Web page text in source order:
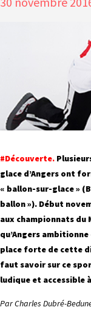
#Découverte.
glace d’Angers ont
« ballon-sur-glace »
ballon »). Début
aux championnats du
qu’Angers
place forte de cette
faut savoir sur ce
ludique et accessible
Par Charles Dubré-